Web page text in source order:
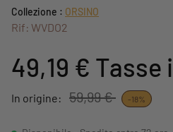
Collezione : ORSINO
Rif: WVDO2
49,19 € Tasse
In origine: 59,99 € -18%